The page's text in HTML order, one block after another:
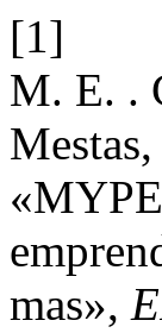
[1]
M. E. .
mas»,